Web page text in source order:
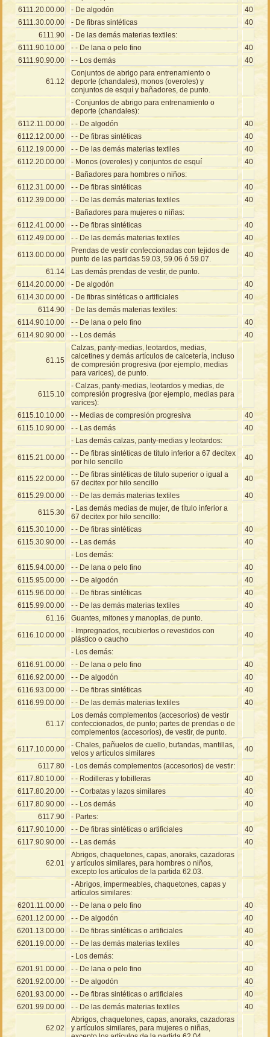
6111.20.00.00
- De algodón
40
6111.30.00.00
- De fibras sintéticas
40
6111.90
- De las demás materias textiles:
6111.90.10.00
- - De lana o pelo fino
40
6111.90.90.00
- - Los demás 40
61.12
Conjuntos de abrigo para entrenamiento o
deporte (chandales), monos (overoles) y
conjuntos de esquí y bañadores, de punto.
- Conjuntos de abrigo para entrenamiento o
deporte (chandales):
6112.11.00.00
- - De algodón
40
6112.12.00.00
- - De fibras sintéticas
40
6112.19.00.00
- - De las demás materias textiles
40
6112.20.00.00
- Monos (overoles) y conjuntos de esquí
40
- Bañadores para hombres o niños:
6112.31.00.00
- - De fibras sintéticas
40
6112.39.00.00
- - De las demás materias textiles
40
- Bañadores para mujeres o niñas:
6112.41.00.00
- - De fibras sintéticas
40
6112.49.00.00
- - De las demás materias textiles
40
6113.00.00.00
Prendas de vestir confeccionadas con tejidos de
punto de las partidas 59.03, 59.06 ó 59.07.
40
61.14
Las demás prendas de vestir, de punto.
6114.20.00.00
- De algodón
40
6114.30.00.00
- De fibras sintéticas o artificiales
40
6114.90
- De las demás materias textiles:
6114.90.10.00
- - De lana o pelo fino
40
6114.90.90.00
- - Los demás 40
61.15
Calzas, panty-medias, leotardos, medias,
calcetines y demás artículos de calcetería, incluso
de compresión progresiva (por ejemplo, medias
para varices), de punto.
6115.10
- Calzas, panty-medias, leotardos y medias, de
compresión progresiva (por ejemplo, medias para
varices):
6115.10.10.00
- - Medias de compresión progresiva
40
6115.10.90.00
- - Las demás
40
- Las demás calzas, panty-medias y leotardos:
6115.21.00.00
- - De fibras sintéticas de título inferior a 67 decitex
por hilo sencillo
40
6115.22.00.00
- - De fibras sintéticas de título superior o igual a
67 decitex por hilo sencillo
40
6115.29.00.00
- - De las demás materias textiles
40
6115.30
- Las demás medias de mujer, de título inferior a
67 decitex por hilo sencillo:
6115.30.10.00
- - De fibras sintéticas
40
6115.30.90.00
- - Las demás
40
- Los demás:
6115.94.00.00
- - De lana o pelo fino
40
6115.95.00.00
- - De algodón
40
6115.96.00.00
- - De fibras sintéticas
40
6115.99.00.00
- - De las demás materias textiles
40
61.16
Guantes, mitones y manoplas, de punto.
6116.10.00.00
- Impregnados, recubiertos o revestidos con
plástico o caucho
40
- Los demás:
6116.91.00.00
- - De lana o pelo fino
40
6116.92.00.00
- - De algodón
40
6116.93.00.00
- - De fibras sintéticas
40
6116.99.00.00
- - De las demás materias textiles 40
61.17
Los demás complementos (accesorios) de vestir
confeccionados, de punto; partes de prendas o de
complementos (accesorios), de vestir, de punto.
6117.10.00.00
- Chales, pañuelos de cuello, bufandas, mantillas,
velos y artículos similares
40
6117.80
- Los demás complementos (accesorios) de vestir:
6117.80.10.00
- - Rodilleras y tobilleras
40
6117.80.20.00
- - Corbatas y lazos similares
40
6117.80.90.00
- - Los demás
40
6117.90
- Partes:
6117.90.10.00
- - De fibras sintéticas o artificiales
40
6117.90.90.00
- - Las demás 40
62.01
Abrigos, chaquetones, capas, anoraks, cazadoras
y artículos similares, para hombres o niños,
excepto los artículos de la partida 62.03.
- Abrigos, impermeables, chaquetones, capas y
artículos similares:
6201.11.00.00
- - De lana o pelo fino
40
6201.12.00.00
- - De algodón
40
6201.13.00.00
- - De fibras sintéticas o artificiales
40
6201.19.00.00
- - De las demás materias textiles
40
- Los demás:
6201.91.00.00
- - De lana o pelo fino
40
6201.92.00.00
- - De algodón
40
6201.93.00.00
- - De fibras sintéticas o artificiales
40
6201.99.00.00
- - De las demás materias textiles 40
62.02
Abrigos, chaquetones, capas, anoraks, cazadoras
y artículos similares, para mujeres o niñas,